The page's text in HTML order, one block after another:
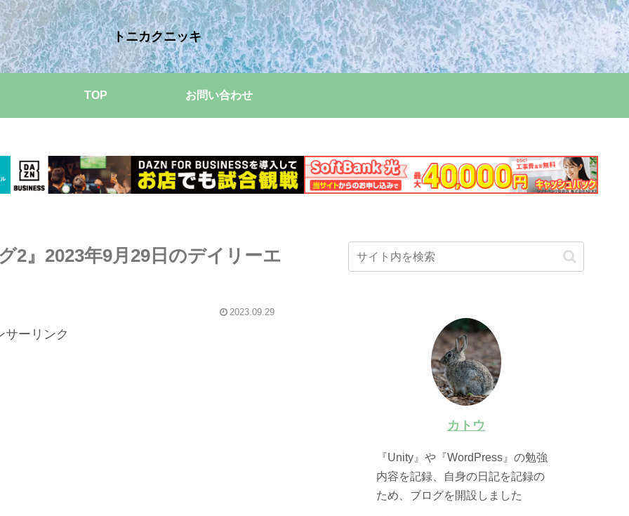
トニカクニッキ
TOP お問い合わせ
2』2023年9月29日のデイリーエ
2023.09.29
サーリンク
カトウ
『Unity』や『WordPress』の勉強
内容を記録、自身の日記を記録の
ため、ブログを開設しました